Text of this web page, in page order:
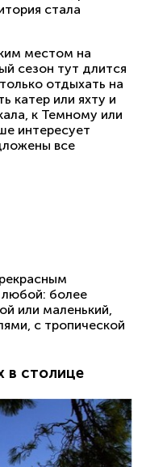
стала
местом на
сезон тут длится
отдыхать на
катер или яхту и
к Темному или
интересует
все
более
или маленький,
с тропической
в столице